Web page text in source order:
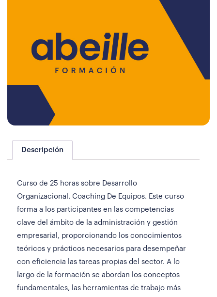
Descripción
Curso de 25 horas sobre Desarrollo
Organizacional. Coaching De Equipos. Este curso
forma a los participantes en las competencias
clave del ámbito de la administración y gestión
empresarial, proporcionando los conocimientos
teóricos y prácticos necesarios para desempeñar
con eficiencia las tareas propias del sector. A lo
largo de la formación se abordan los conceptos
fundamentales, las herramientas de trabajo más